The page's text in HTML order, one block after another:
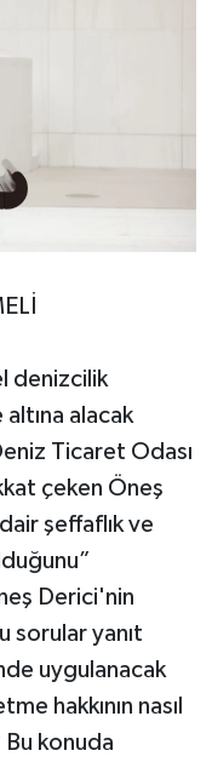
denizcilik
alacak
Ticaret Odası
çeken Öneş
şeffaflık ve
Derici'nin
sorular yanıt
uygulanacak
hakkının nasıl
konuda